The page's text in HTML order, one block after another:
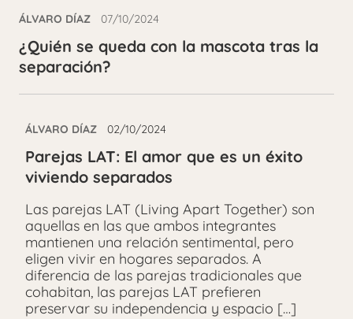
ÁLVARO DÍAZ 07/10/2024
¿Quién se queda con la mascota tras la
separación?
ÁLVARO DÍAZ 02/10/2024
Parejas LAT: El amor que es un éxito
viviendo separados
Las parejas LAT (Living Apart Together) son
aquellas en las que ambos integrantes
mantienen una relación sentimental, pero
eligen vivir en hogares separados. A
diferencia de las parejas tradicionales que
cohabitan, las parejas LAT prefieren
preservar su independencia y espacio […]